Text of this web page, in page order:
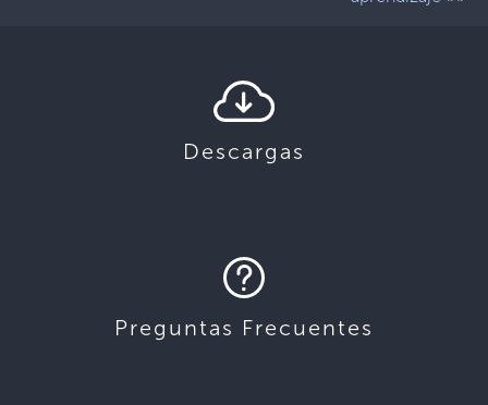
Descargas
Preguntas Frecuentes